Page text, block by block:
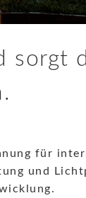
sorgt
für
und